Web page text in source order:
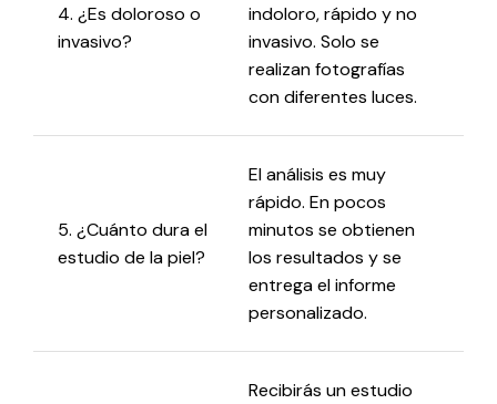
4. ¿Es doloroso o
invasivo?
indoloro, rápido y no
invasivo. Solo se
realizan fotografías
con diferentes luces.
5. ¿Cuánto dura el
estudio de la piel?
El análisis es muy
rápido. En pocos
minutos se obtienen
los resultados y se
entrega el informe
personalizado.
Recibirás un estudio